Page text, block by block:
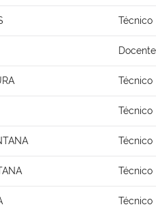
Técnico
Docente
Técnico
Técnico
Técnico
Técnico
Técnico